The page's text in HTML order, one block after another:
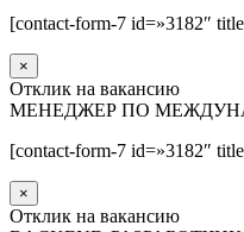
[contact-form-7 id=»3182″
×
Отклик на вакансию
МЕНЕДЖЕР ПО
[contact-form-7 id=»3182″
×
Отклик на вакансию